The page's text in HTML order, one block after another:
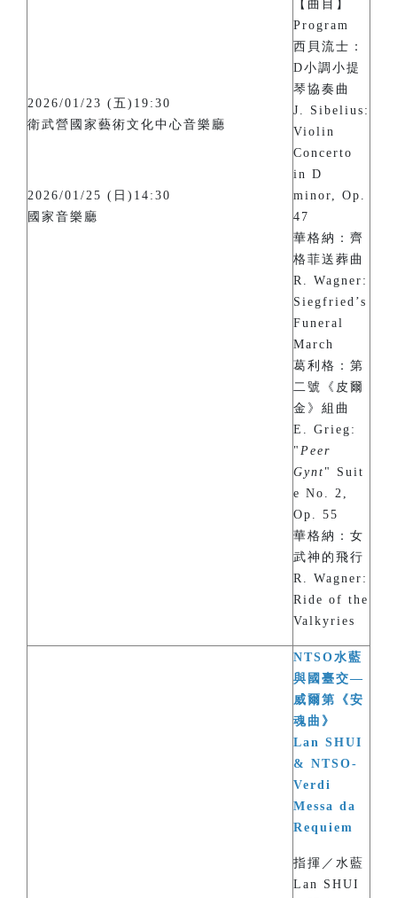
2026/01/23 (五)19:30
衛武營國家藝術文化中心音樂廳
2026/01/25 (日)14:30
國家音樂廳
【曲目】
Program
西貝流士：
D小調小提
琴協奏曲
J. Sibelius:
Violin
Concerto
in D
minor, Op.
47
華格納：齊
格菲送葬曲
R. Wagner:
Siegfried’s
Funeral
March
葛利格：第
二號《皮爾
金》組曲
E. Grieg:
" Peer
Gynt " Suit
e No. 2,
Op. 55
華格納：女
武神的飛行
R. Wagner:
Ride of the
Valkyries
NTSO水藍
與國臺交—
威爾第《安
魂曲》
Lan SHUI
& NTSO-
Verdi
Messa da
Requiem
指揮／水藍
Lan SHUI